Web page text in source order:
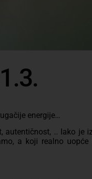
energije…
autentičnost, .. Iako je
a koji realno uopće